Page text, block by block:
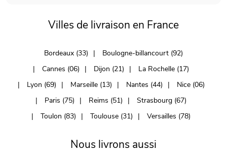
Villes de livraison en France
Bordeaux (33)
Boulogne-billancourt (92)
Cannes (06)
Dijon (21)
La Rochelle (17)
Lyon (69)
Marseille (13) Nantes (44)
Nice (06)
Paris (75)
Reims (51)
Strasbourg (67)
Toulon (83)
Toulouse (31) Versailles (78)
Nous livrons aussi